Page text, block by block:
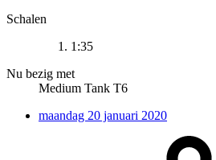
Schalen
1:35
Nu bezig met
Medium Tank T6
maandag 20 januari 2020